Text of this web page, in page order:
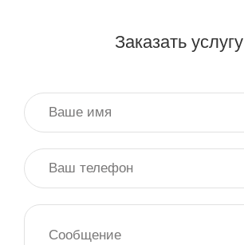
Заказать услугу